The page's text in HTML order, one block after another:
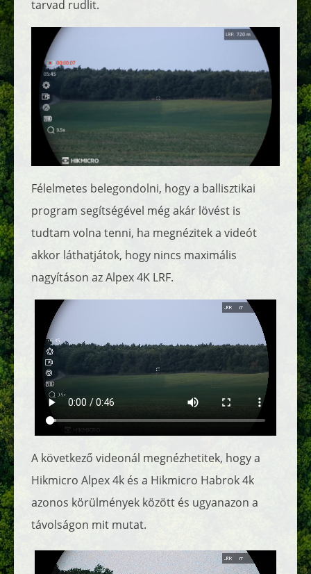
tarvad rudlit.
Félelmetes belegondolni, hogy a ballisztikai
program segítségével még akár lövést is
tudtam volna tenni, ha megnézitek a videót
akkor láthatjátok, hogy nincs maximális
nagyításon az Alpex 4K LRF.
A következő videonál megnézhetitek, hogy a
Hikmicro Alpex 4k és a Hikmicro Habrok 4k
azonos körülmények között és ugyanazon a
távolságon mit mutat.